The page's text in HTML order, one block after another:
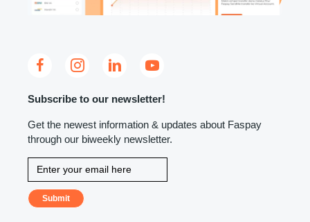
Subscribe to our newsletter!
Get the newest information & updates about Faspay
through our biweekly newsletter.
Submit